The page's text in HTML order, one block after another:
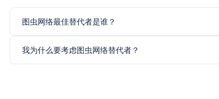
图虫网络最佳替代者是谁？
我为什么要考虑图虫网络替代者？